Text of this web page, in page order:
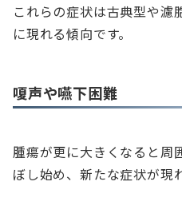
これらの症状は古典型や濾
に現れる傾向です。
嗄声や嚥下困難
腫瘍が更に大きくなると周
ぼし始め、新たな症状が現